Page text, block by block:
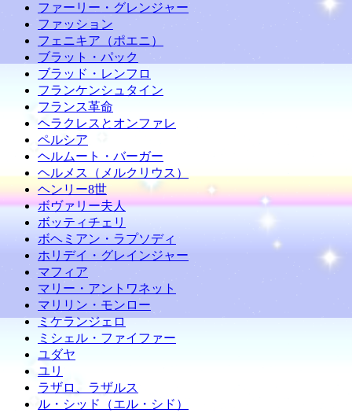
ファーリー・グレンジャー
ファッション
フェニキア（ポエニ）
ブラット・パック
ブラッド・レンフロ
フランケンシュタイン
フランス革命
ヘラクレスとオンファレ
ペルシア
ヘルムート・バーガー
ヘルメス（メルクリウス）
ヘンリー8世
ボヴァリー夫人
ボッティチェリ
ボヘミアン・ラプソディ
ホリデイ・グレインジャー
マフィア
マリー・アントワネット
マリリン・モンロー
ミケランジェロ
ミシェル・ファイファー
ユダヤ
ユリ
ラザロ、ラザルス
ル・シッド（エル・シド）